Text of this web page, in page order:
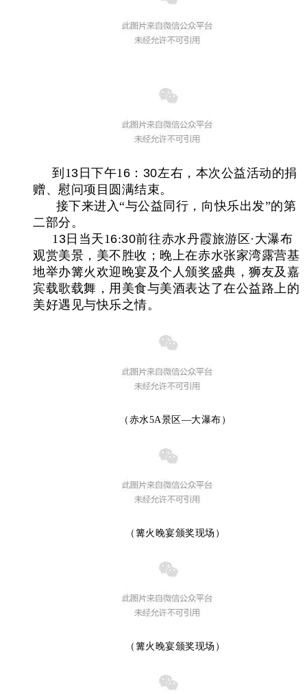
到13 日下午16 ： 30左右，本次公益活动的捐
赠、慰问项目圆满结束。
接下来进入“与公益同行，向快乐出发”的第
二部分。
13 日当天16:30前往赤水丹霞旅游区 · 大瀑布
观赏美景，美不胜收；晚上在赤水张家湾露营基
地举办篝火欢迎晚宴及个人颁奖盛典，狮友及嘉
宾载歌载舞，用美食与美酒表达了在公益路上的
美好遇见与快乐之情。
（赤水5A景区—大瀑布）
（篝火晚宴颁奖现场）
（篝火晚宴颁奖现场）